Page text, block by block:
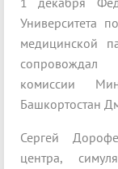
Университета
медицинской
сопровождал
комиссии
Башкортостан
Сергей
центра,